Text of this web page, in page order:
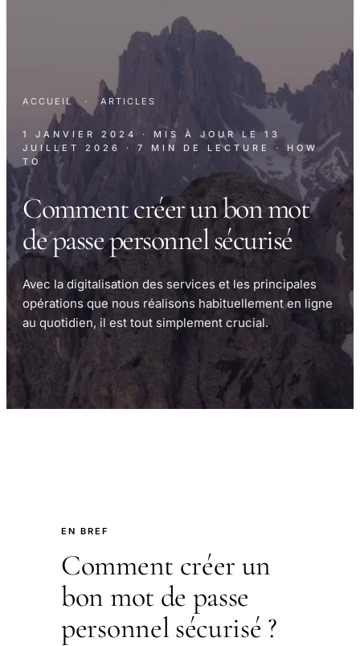
ACCUEIL · ARTICLES
1 JANVIER 2024 · MIS À JOUR LE13
JUILLET 2026
· 7 MIN DE LECTURE
· HOW
TO
Comment créer un bon mot
de passe personnel sécurisé
Avec la digitalisation des services et les principales
opérations que nous réalisons habituellement en ligne
au quotidien, il est tout simplement crucial.
EN BREF
Comment créer un
bon mot de passe
personnel sécurisé ?